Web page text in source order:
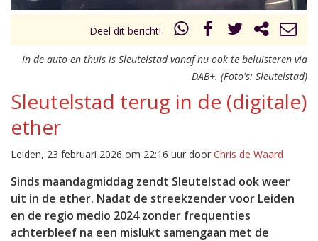
Deel dit bericht!
In de auto en thuis is Sleutelstad vanaf nu ook te beluisteren via
DAB+. (Foto's: Sleutelstad)
Sleutelstad terug in de (digitale)
ether
Leiden, 23 februari 2026 om 22:16 uur door Chris de Waard
Sinds maandagmiddag zendt Sleutelstad ook weer
uit in de ether. Nadat de streekzender voor Leiden
en de regio medio 2024 zonder frequenties
achterbleef na een mislukt samengaan met de